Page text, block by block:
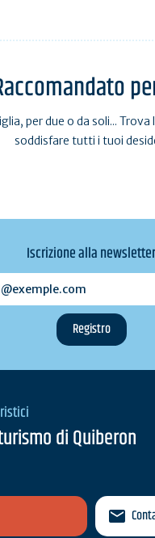
per due o da soli... Trova
soddisfare tutti i tuoi
Iscrizione alla newsletter
di Quiberon